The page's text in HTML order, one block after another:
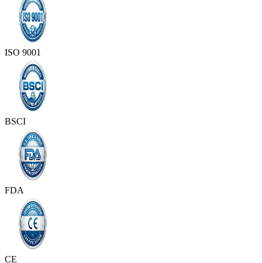
ISO 9001
BSCI
FDA
CE